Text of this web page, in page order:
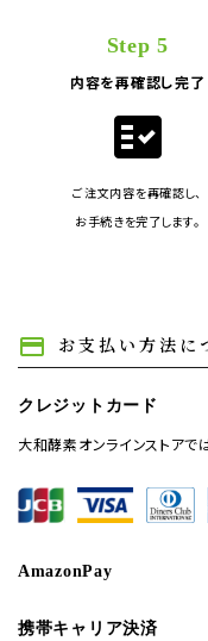
Step 5
内容を再確認し完了
fact_check
ご注文内容を再確認し、
お手続きを完了します。
payment お支払い方法に
クレジットカード
大和酵素オンラインストアで
AmazonPay
携帯キャリア決済